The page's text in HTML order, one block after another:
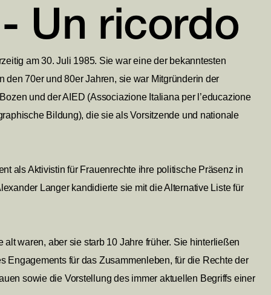
Un ricordo
am 30. Juli 1985. Sie war eine der bekanntesten
70er und 80er Jahren, sie war Mitgründerin der
und der AIED (Associazione Italiana per l’educazione
Bildung), die sie als Vorsitzende und nationale
als Aktivistin für Frauenrechte ihre politische Präsenz in
Langer kandidierte sie mit die Alternative Liste für
waren, aber sie starb 10 Jahre früher. Sie hinterließen
Engagements für das Zusammenleben, für die Rechte der
sowie die Vorstellung des immer aktuellen Begriffs einer